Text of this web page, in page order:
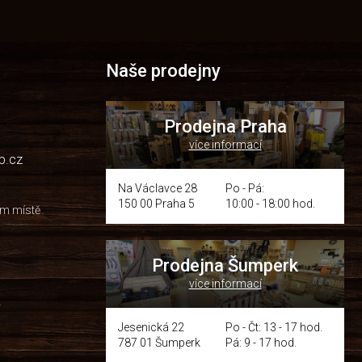
místě
Naše prodejny
Prodejna Praha
více informací
Na Václavce 28
150 00 Praha 5
Po - Pá:
10:00 - 18:00 hod.
Prodejna Šumperk
více informací
Jesenická 22
787 01 Šumperk
Po - Čt: 13 - 17 hod.
Pá: 9 - 17 hod.